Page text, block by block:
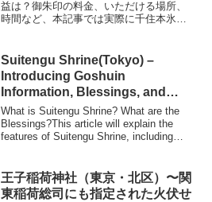
益は？御朱印の料金、いただける場所、
時間など、本記事では実際に千住本氷川
氷川神社とは？東京都足立区に千住本氷
川神社は1307年に開...
Suitengu Shrine(Tokyo) –
Introducing Goshuin
Information, Blessings, and
History!!
What is Suitengu Shrine? What are the
Blessings?This article will explain the
features of Suitengu Shrine, including
王子稲荷神社（東京・北区）〜関
東稲荷総司にも指定された火伏せ